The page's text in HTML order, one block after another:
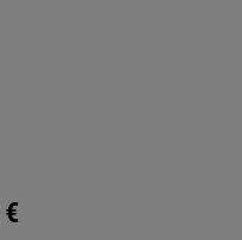
Sie das Nötige mit
€